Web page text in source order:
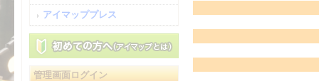
アイマッププレス
管理画面ログイン